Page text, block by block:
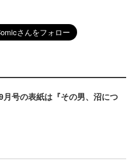
月号の表紙は『その男、沼につ